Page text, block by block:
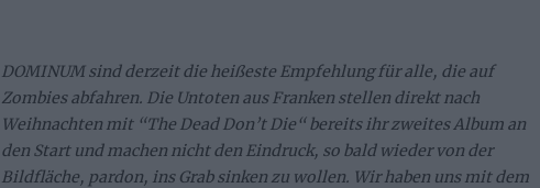
DOMINUM sind derzeit die heißeste Empfehlung für alle, die auf
Zombies abfahren. Die Untoten aus Franken stellen direkt nach
Weihnachten mit “The Dead Don’t Die“ bereits ihr zweites Album an
den Start und machen nicht den Eindruck, so bald wieder von der
Bildfläche, pardon, ins Grab sinken zu wollen. Wir haben uns mit dem